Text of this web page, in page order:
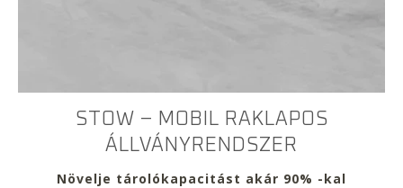
STOW – MOBIL RAKLAPOS
ÁLLVÁNYRENDSZER
Növelje tárolókapacitást akár 90% -kal